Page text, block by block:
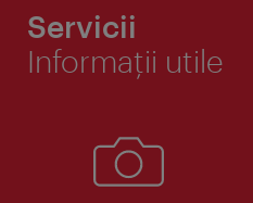
Servicii
Informaţii utile